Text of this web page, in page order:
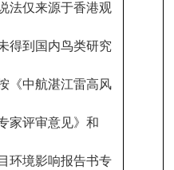
法仅来源于香港观
得到国内鸟类研究
《中航湛江雷高风
家评审意见》和
环境影响报告书专